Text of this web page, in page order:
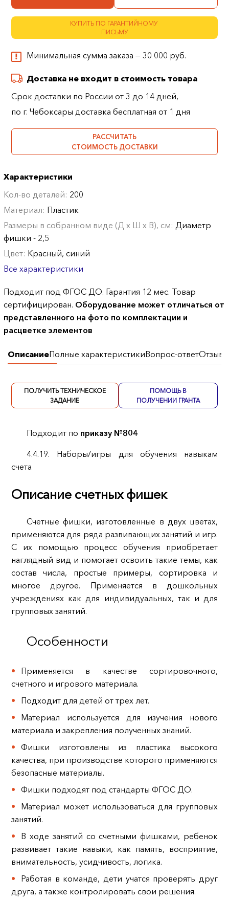
КУПИТЬ ПО ГАРАНТИЙНОМУ
ПИСЬМУ
Минимальная сумма заказа — 30 000 руб.
Доставка не входит в стоимость товара
Срок доставки по России от 3 до 14 дней,
по г. Чебоксары доставка бесплатная от 1 дня
РАССЧИТАТЬ
СТОИМОСТЬ ДОСТАВКИ
Характеристики
Кол-во деталей: 200
Материал: Пластик
Размеры в собранном виде (Д х Ш х В), см:Диаметр
фишки - 2,5
Цвет: Красный, синий
Все характеристики
Подходит под ФГОС ДО. Гарантия 12 мес. Товар
сертифицирован. Оборудование может отличаться от
представленного на фото по комплектации и
расцветке элементов
ОписаниеПолные характеристикиВопрос-ответОтзывы
ПОЛУЧИТЬ ТЕХНИЧЕСКОЕ
ЗАДАНИЕ
ПОМОЩЬ В
ПОЛУЧЕНИИ ГРАНТА
Подходит по приказу №804
4.4.19. Наборы/игры для обучения навыкам
счета
Описание счетных фишек
Счетные фишки, изготовленные в двух цветах,
применяются для ряда развивающих занятий и игр.
С их помощью процесс обучения приобретает
наглядный вид и помогает освоить такие темы, как
состав числа, простые примеры, сортировка и
многое другое. Применяется в дошкольных
учреждениях как для индивидуальных, так и для
групповых занятий.
Особенности
Применяется в качестве сортировочного,
счетного и игрового материала.
Подходит для детей от трех лет.
Материал используется для изучения нового
материала и закрепления полученных знаний.
Фишки изготовлены из пластика высокого
качества, при производстве которого применяются
безопасные материалы.
Фишки подходят под стандарты ФГОС ДО.
Материал может использоваться для групповых
занятий.
В ходе занятий со счетными фишками, ребенок
развивает такие навыки, как память, восприятие,
внимательность, усидчивость, логика.
Работая в команде, дети учатся проверять друг
друга, а также контролировать свои решения.